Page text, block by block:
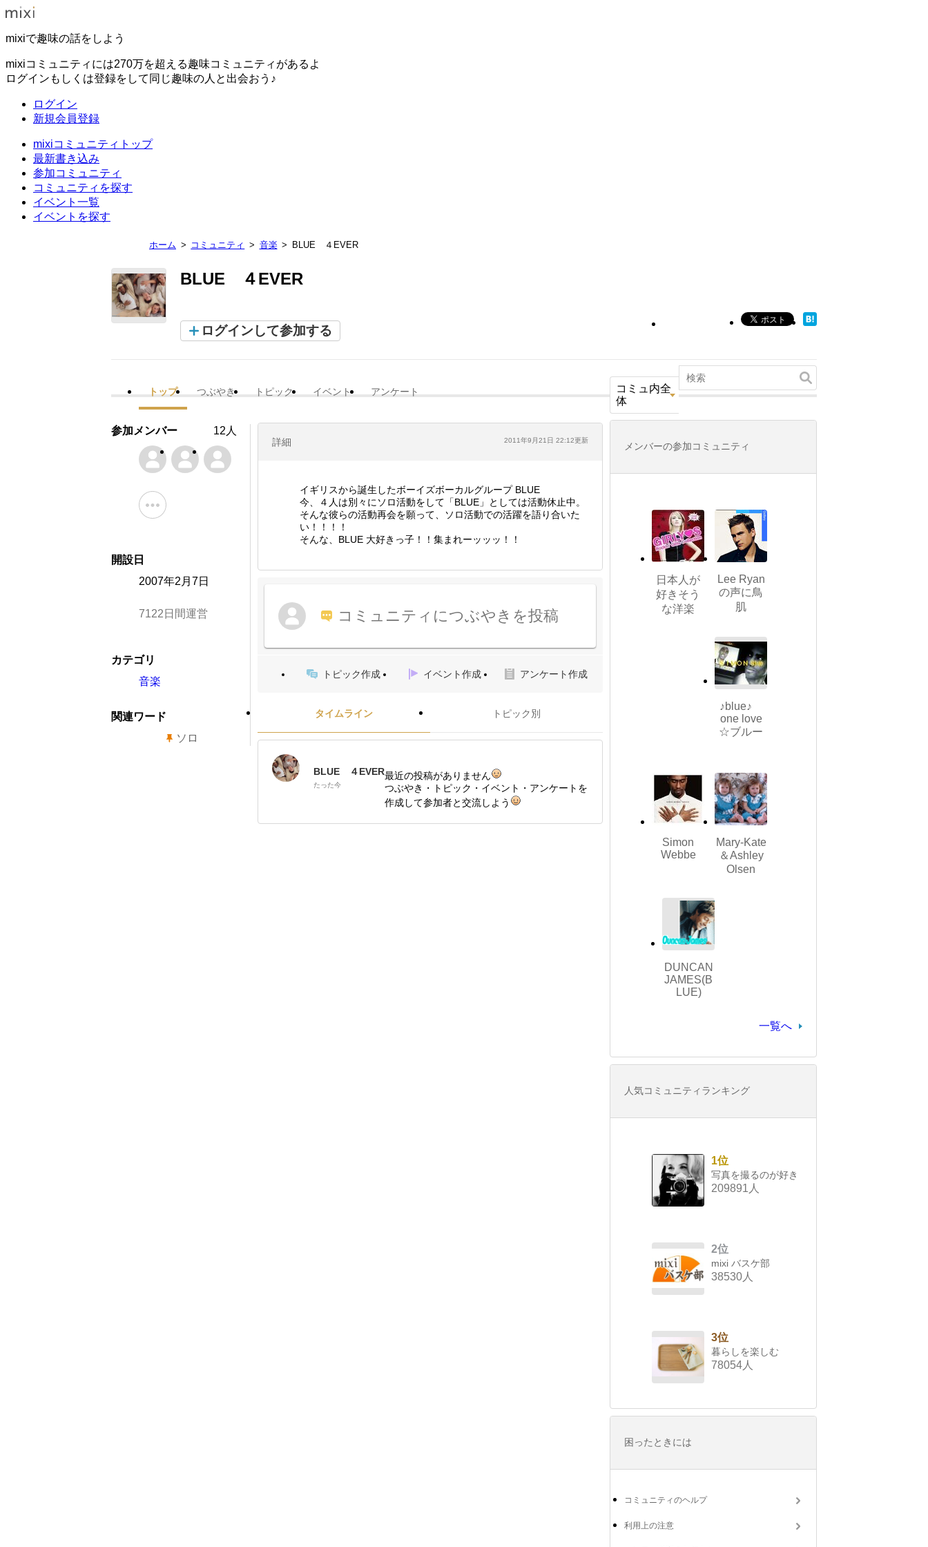
mixiで趣味の話をしよう
mixiコミュニティには270万を超える趣味コミュニティがあるよ
ログインもしくは登録をして同じ趣味の人と出会おう♪
ログイン
新規会員登録
mixiコミュニティトップ
最新書き込み
参加コミュニティ
コミュニティを探す
イベント一覧
イベントを探す
ホーム コミュニティ 音楽 BLUE ４EVER
BLUE ４EVER
ログインして参加する
トップ つぶやき トピック イベント アンケート
コミュ内全
体
詳細 2011年9月21日 22:12更新
イギリスから誕生したボーイズボーカルグループ BLUE
今、４人は別々にソロ活動をして「BLUE」としては活動休止中。
そんな彼らの活動再会を願って、ソロ活動での活躍を語り合いた
い！！！！
そんな、BLUE 大好きっ子！！集まれーッッッ！！
コミュニティにつぶやきを投稿
トピック作成 イベント作成 アンケート作成
タイムライン トピック別
BLUE ４EVER
たった今
最近の投稿がありません
つぶやき・トピック・イベント・アンケートを
作成して参加者と交流しよう
参加メンバー 12人
開設日
2007年2月7日
7122日間運営
カテゴリ
音楽
関連ワード
ソロ
メンバーの参加コミュニティ
日本人が
好きそう
な洋楽
Lee Ryan
の声に鳥
肌
♪blue♪
one love
☆ブルー
Simon
Webbe
Mary-Kate
＆Ashley
Olsen
DUNCAN
JAMES(B
LUE)
一覧へ
人気コミュニティランキング
1位
写真を撮るのが好き
209891人
2位
mixi バスケ部
38530人
3位
暮らしを楽しむ
78054人
困ったときには
コミュニティのヘルプ
利用上の注意